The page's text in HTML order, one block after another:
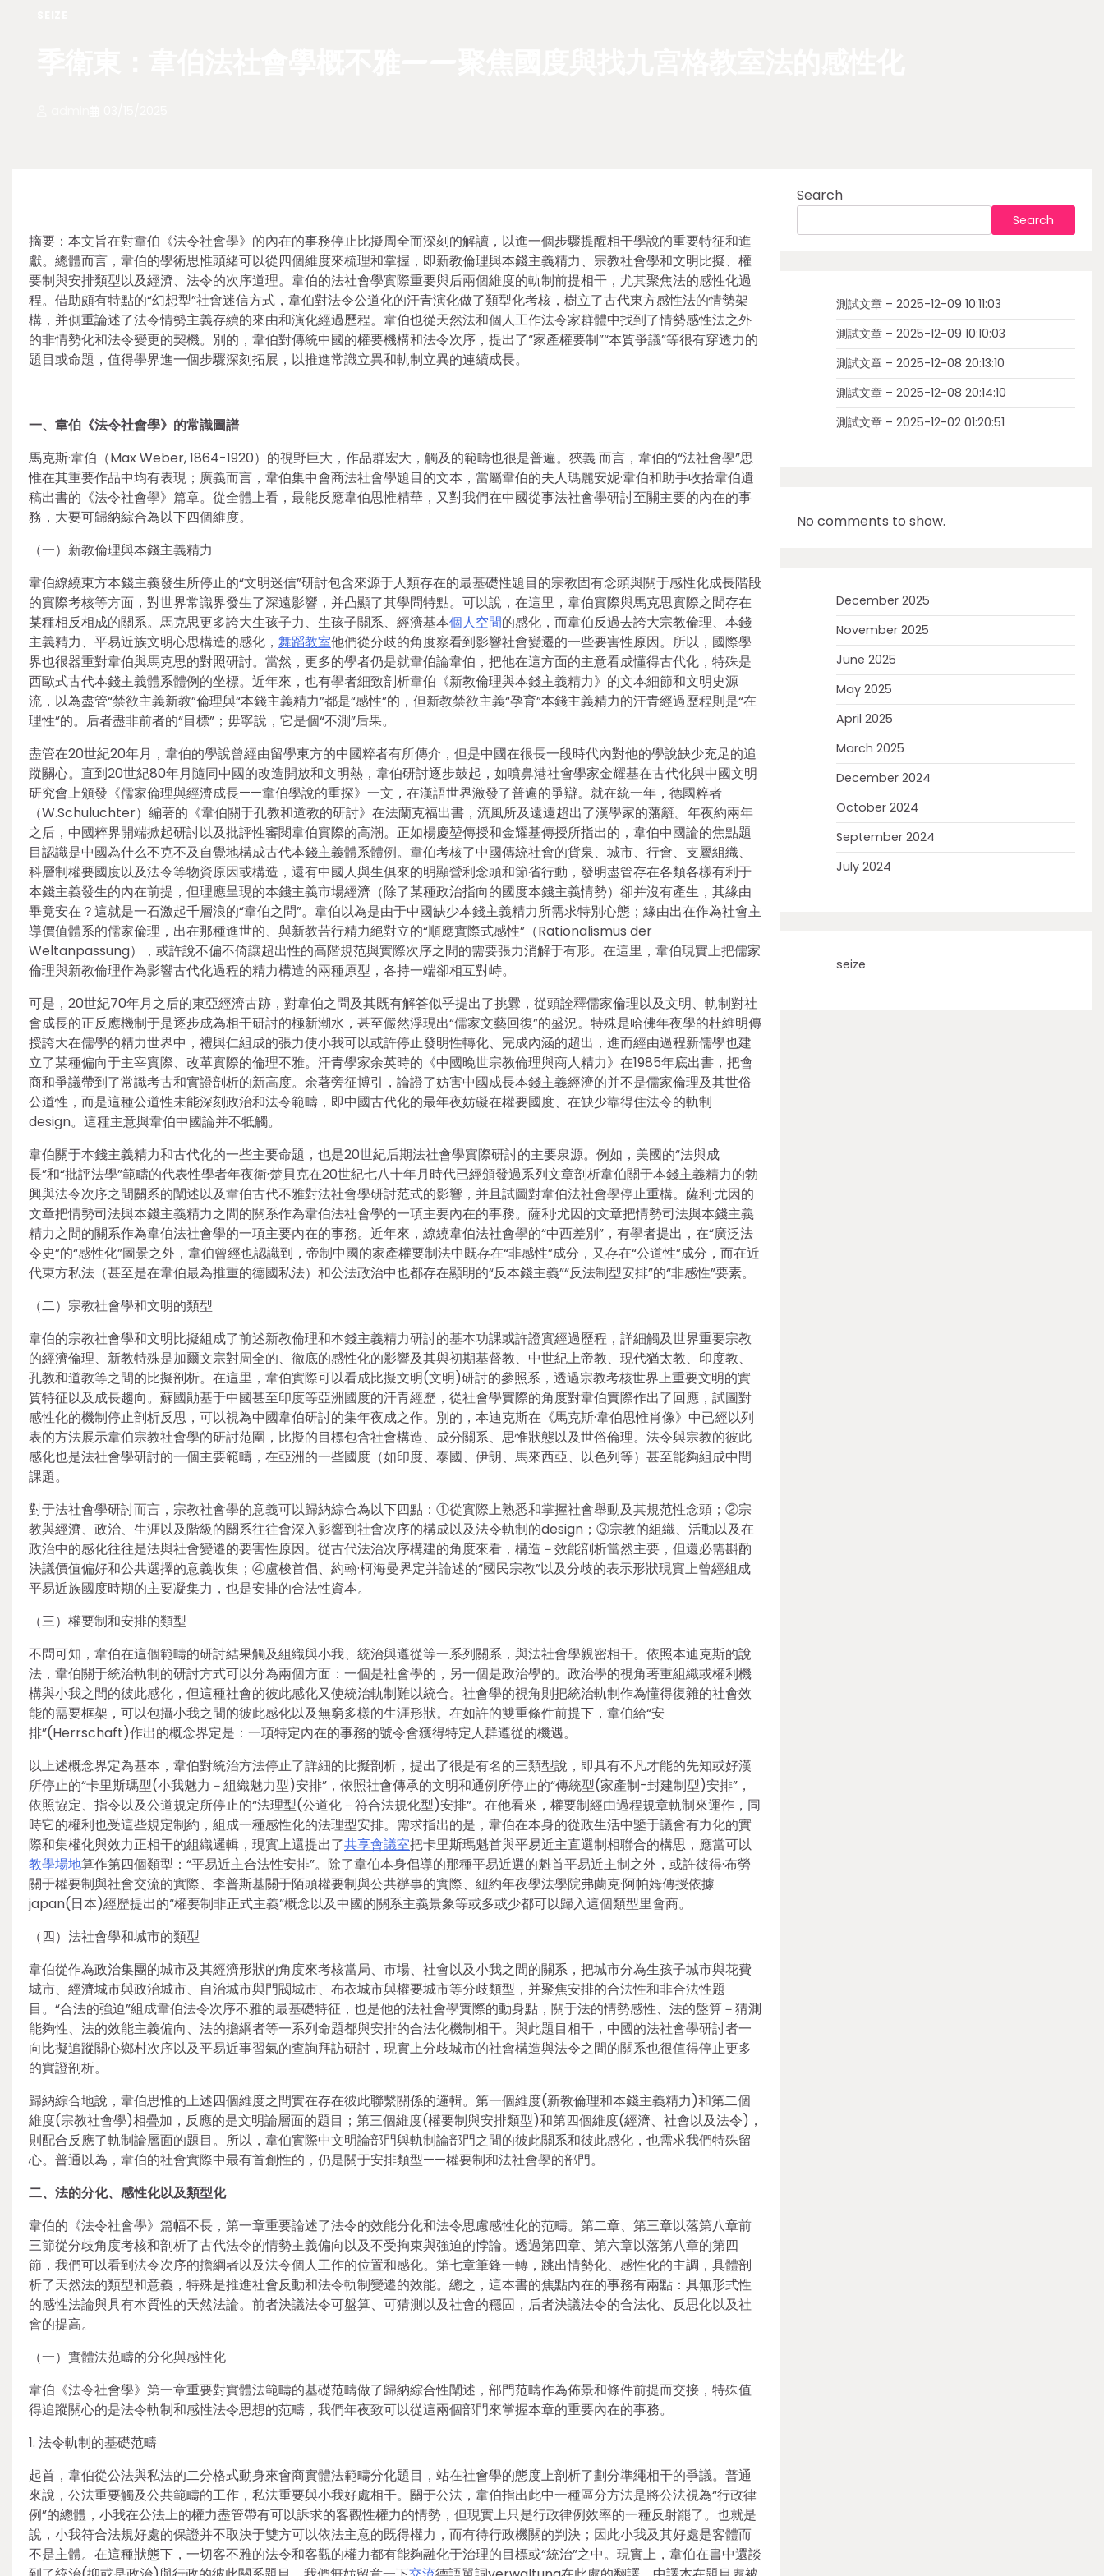
摘要：本文旨在對韋伯《法令社會學》的內在的事務停止比擬周全而深刻的解讀，以進一個步驟提醒相干學說的重要特征和進
獻。總體而言，韋伯的學術思惟頭緒可以從四個維度來梳理和掌握，即新教倫理與本錢主義精力、宗教社會學和文明比擬、權
要制與安排類型以及經濟、法令的次序道理。韋伯的法社會學實際重要與后兩個維度的軌制前提相干，尤其聚焦法的感性化過
程。借助頗有特點的“幻想型”社會迷信方式，韋伯對法令公道化的汗青演化做了類型化考核，樹立了古代東方感性法的情勢架
構，并側重論述了法令情勢主義存續的來由和演化經過歷程。韋伯也從天然法和個人工作法令家群體中找到了情勢感性法之外
的非情勢化和法令變更的契機。別的，韋伯對傳統中國的權要機構和法令次序，提出了“家產權要制”“本質爭議”等很有穿透力的
題目或命題，值得學界進一個步驟深刻拓展，以推進常識立異和軌制立異的連續成長。
一、韋伯《法令社會學》的常識圖譜
馬克斯·韋伯（Max Weber, 1864-1920）的視野巨大，作品群宏大，觸及的範疇也很是普遍。狹義 而言，韋伯的“法社會學”思
惟在其重要作品中均有表現；廣義而言，韋伯集中會商法社會學題目的文本，當屬韋伯的夫人瑪麗安妮·韋伯和助手收拾韋伯遺
稿出書的《法令社會學》篇章。從全體上看，最能反應韋伯思惟精華，又對我們在中國從事法社會學研討至關主要的內在的事
務，大要可歸納綜合為以下四個維度。
（一）新教倫理與本錢主義精力
韋伯繚繞東方本錢主義發生所停止的“文明迷信”研討包含來源于人類存在的最基礎性題目的宗教固有念頭與關于感性化成長階段
的實際考核等方面，對世界常識界發生了深遠影響，并凸顯了其學問特點。可以說，在這里，韋伯實際與馬克思實際之間存在
某種相反相成的關系。馬克思更多誇大生孩子力、生孩子關系、經濟基本個人空間的感化，而韋伯反過去誇大宗教倫理、本錢
主義精力、平易近族文明心思構造的感化， 舞蹈教室他們從分歧的角度察看到影響社會變遷的一些要害性原因。所以，國際學
界也很器重對韋伯與馬克思的對照研討。當然，更多的學者仍是就韋伯論韋伯，把他在這方面的主意看成懂得古代化，特殊是
西歐式古代本錢主義體系體例的坐標。近年來，也有學者細致剖析韋伯《新教倫理與本錢主義精力》的文本細節和文明史源
流，以為盡管“禁欲主義新教”倫理與“本錢主義精力”都是“感性”的，但新教禁欲主義“孕育”本錢主義精力的汗青經過歷程則是“在
理性”的。后者盡非前者的“目標”；毋寧說，它是個“不測”后果。
盡管在20世紀20年月，韋伯的學說曾經由留學東方的中國粹者有所傳介，但是中國在很長一段時代內對他的學說缺少充足的追
蹤關心。直到20世紀80年月隨同中國的改造開放和文明熱，韋伯研討逐步鼓起，如噴鼻港社會學家金耀基在古代化與中國文明
研究會上頒發《儒家倫理與經濟成長——韋伯學說的重探》一文，在漢語世界激發了普遍的爭辯。就在統一年，德國粹者
（W.Schuluchter）編著的《韋伯關于孔教和道教的研討》在法蘭克福出書，流風所及遠遠超出了漢學家的藩籬。年夜約兩年
之后，中國粹界開端掀起研討以及批評性審閱韋伯實際的高潮。正如楊慶堃傳授和金耀基傳授所指出的，韋伯中國論的焦點題
目認識是中國為什么不克不及自覺地構成古代本錢主義體系體例。韋伯考核了中國傳統社會的貨泉、城市、行會、支屬組織、
科層制權要國度以及法令等物資原因或構造，還有中國人與生俱來的明顯營利念頭和節省行動，發明盡管存在各類各樣有利于
本錢主義發生的內在前提，但理應呈現的本錢主義市場經濟（除了某種政治指向的國度本錢主義情勢）卻并沒有產生，其緣由
畢竟安在？這就是一石激起千層浪的“韋伯之問”。韋伯以為是由于中國缺少本錢主義精力所需求特別心態；緣由出在作為社會主
導價值體系的儒家倫理，出在那種進世的、與新教苦行精力絕對立的“順應實際式感性”（Rationalismus der
Weltanpassung），或許說不偏不倚讓超出性的高階規范與實際次序之間的需要張力消解于有形。在這里，韋伯現實上把儒家
倫理與新教倫理作為影響古代化過程的精力構造的兩種原型，各持一端卻相互對峙。
可是，20世紀70年月之后的東亞經濟古跡，對韋伯之問及其既有解答似乎提出了挑釁，從頭詮釋儒家倫理以及文明、軌制對社
會成長的正反應機制于是逐步成為相干研討的極新潮水，甚至儼然浮現出“儒家文藝回復”的盛況。特殊是哈佛年夜學的杜維明傳
授誇大在儒學的精力世界中，禮與仁組成的張力使小我可以或許停止發明性轉化、完成內涵的超出，進而經由過程新儒學也建
立了某種偏向于主宰實際、改革實際的倫理不雅。汗青學家余英時的《中國晚世宗教倫理與商人精力》在1985年底出書，把會
商和爭議帶到了常識考古和實證剖析的新高度。余著旁征博引，論證了妨害中國成長本錢主義經濟的并不是儒家倫理及其世俗
公道性，而是這種公道性未能深刻政治和法令範疇，即中國古代化的最年夜妨礙在權要國度、在缺少靠得住法令的軌制
design。這種主意與韋伯中國論并不牴觸。
韋伯關于本錢主義精力和古代化的一些主要命題，也是20世紀后期法社會學實際研討的主要泉源。例如，美國的“法與成
長”和“批評法學”範疇的代表性學者年夜衛·楚貝克在20世紀七八十年月時代已經頒發過系列文章剖析韋伯關于本錢主義精力的勃
興與法令次序之間關系的闡述以及韋伯古代不雅對法社會學研討范式的影響，并且試圖對韋伯法社會學停止重構。薩利·尤因的
文章把情勢司法與本錢主義精力之間的關系作為韋伯法社會學的一項主要內在的事務。薩利·尤因的文章把情勢司法與本錢主義
精力之間的關系作為韋伯法社會學的一項主要內在的事務。近年來，繚繞韋伯法社會學的“中西差別”，有學者提出，在“廣泛法
令史”的“感性化”圖景之外，韋伯曾經也認識到，帝制中國的家產權要制法中既存在“非感性”成分，又存在“公道性”成分，而在近
代東方私法（甚至是在韋伯最為推重的德國私法）和公法政治中也都存在顯明的“反本錢主義”“反法制型安排”的“非感性”要素。
（二）宗教社會學和文明的類型
韋伯的宗教社會學和文明比擬組成了前述新教倫理和本錢主義精力研討的基本功課或許證實經過歷程，詳細觸及世界重要宗教
的經濟倫理、新教特殊是加爾文宗對周全的、徹底的感性化的影響及其與初期基督教、中世紀上帝教、現代猶太教、印度教、
孔教和道教等之間的比擬剖析。在這里，韋伯實際可以看成比擬文明(文明)研討的參照系，透過宗教考核世界上重要文明的實
質特征以及成長趨向。蘇國勛基于中國甚至印度等亞洲國度的汗青經歷，從社會學實際的角度對韋伯實際作出了回應，試圖對
感性化的機制停止剖析反思，可以視為中國韋伯研討的集年夜成之作。別的，本迪克斯在《馬克斯·韋伯思惟肖像》中已經以列
表的方法展示韋伯宗教社會學的研討范圍，比擬的目標包含社會構造、成分關系、思惟狀態以及世俗倫理。法令與宗教的彼此
感化也是法社會學研討的一個主要範疇，在亞洲的一些國度（如印度、泰國、伊朗、馬來西亞、以色列等）甚至能夠組成中間
課題。
對于法社會學研討而言，宗教社會學的意義可以歸納綜合為以下四點：①從實際上熟悉和掌握社會舉動及其規范性念頭；②宗
教與經濟、政治、生涯以及階級的關系往往會深入影響到社會次序的構成以及法令軌制的design；③宗教的組織、活動以及在
政治中的感化往往是法與社會變遷的要害性原因。從古代法治次序構建的角度來看，構造－效能剖析當然主要，但還必需斟酌
決議價值偏好和公共選擇的意義收集；④盧梭首倡、約翰·柯海曼界定并論述的“國民宗教”以及分歧的表示形狀現實上曾經組成
平易近族國度時期的主要凝集力，也是安排的合法性資本。
（三）權要制和安排的類型
不問可知，韋伯在這個範疇的研討結果觸及組織與小我、統治與遵從等一系列關系，與法社會學親密相干。依照本迪克斯的說
法，韋伯關于統治軌制的研討方式可以分為兩個方面：一個是社會學的，另一個是政治學的。政治學的視角著重組織或權利機
構與小我之間的彼此感化，但這種社會的彼此感化又使統治軌制難以統合。社會學的視角則把統治軌制作為懂得復雜的社會效
能的需要框架，可以包攝小我之間的彼此感化以及無窮多樣的生涯形狀。在如許的雙重條件前提下，韋伯給“安
排”(Herrschaft)作出的概念界定是：一項特定內在的事務的號令會獲得特定人群遵從的機遇。
以上述概念界定為基本，韋伯對統治方法停止了詳細的比擬剖析，提出了很是有名的三類型說，即具有不凡才能的先知或好漢
所停止的“卡里斯瑪型(小我魅力－組織魅力型)安排”，依照社會傳承的文明和通例所停止的“傳統型(家產制-封建制型)安排”，
依照協定、指令以及公道規定所停止的“法理型(公道化－符合法規化型)安排”。在他看來，權要制經由過程規章軌制來運作，同
時它的權利也受這些規定制約，組成一種感性化的法理型安排。需求指出的是，韋伯在本身的從政生活中鑒于議會有力化的實
際和集權化與效力正相干的組織邏輯，現實上還提出了共享會議室把卡里斯瑪魁首與平易近主直選制相聯合的構思，應當可以
教學場地算作第四個類型：“平易近主合法性安排”。除了韋伯本身倡導的那種平易近選的魁首平易近主制之外，或許彼得·布勞
關于權要制與社會交流的實際、李普斯基關于陌頭權要制與公共辦事的實際、紐約年夜學法學院弗蘭克·阿帕姆傳授依據
japan(日本)經歷提出的“權要制非正式主義”概念以及中國的關系主義景象等或多或少都可以歸入這個類型里會商。
（四）法社會學和城市的類型
韋伯從作為政治集團的城市及其經濟形狀的角度來考核當局、市場、社會以及小我之間的關系，把城市分為生孩子城市與花費
城市、經濟城市與政治城市、自治城市與門閥城市、布衣城市與權要城市等分歧類型，并聚焦安排的合法性和非合法性題
目。“合法的強迫”組成韋伯法令次序不雅的最基礎特征，也是他的法社會學實際的動身點，關于法的情勢感性、法的盤算－猜測
能夠性、法的效能主義偏向、法的擔綱者等一系列命題都與安排的合法化機制相干。與此題目相干，中國的法社會學研討者一
向比擬追蹤關心鄉村次序以及平易近事習氣的查詢拜訪研討，現實上分歧城市的社會構造與法令之間的關系也很值得停止更多
的實證剖析。
歸納綜合地說，韋伯思惟的上述四個維度之間實在存在彼此聯繫關係的邏輯。第一個維度(新教倫理和本錢主義精力)和第二個
維度(宗教社會學)相疊加，反應的是文明論層面的題目；第三個維度(權要制與安排類型)和第四個維度(經濟、社會以及法令)，
則配合反應了軌制論層面的題目。所以，韋伯實際中文明論部門與軌制論部門之間的彼此關系和彼此感化，也需求我們特殊留
心。普通以為，韋伯的社會實際中最有首創性的，仍是關于安排類型——權要制和法社會學的部門。
二、法的分化、感性化以及類型化
韋伯的《法令社會學》篇幅不長，第一章重要論述了法令的效能分化和法令思慮感性化的范疇。第二章、第三章以落第八章前
三節從分歧角度考核和剖析了古代法令的情勢主義偏向以及不受拘束與強迫的悖論。透過第四章、第六章以落第八章的第四
節，我們可以看到法令次序的擔綱者以及法令個人工作的位置和感化。第七章筆鋒一轉，跳出情勢化、感性化的主調，具體剖
析了天然法的類型和意義，特殊是推進社會反動和法令軌制變遷的效能。總之，這本書的焦點內在的事務有兩點：具無形式性
的感性法論與具有本質性的天然法論。前者決議法令可盤算、可猜測以及社會的穩固，后者決議法令的合法化、反思化以及社
會的提高。
（一）實體法范疇的分化與感性化
韋伯《法令社會學》第一章重要對實體法範疇的基礎范疇做了歸納綜合性闡述，部門范疇作為佈景和條件前提而交接，特殊值
得追蹤關心的是法令軌制和感性法令思想的范疇，我們年夜致可以從這兩個部門來掌握本章的重要內在的事務。
1. 法令軌制的基礎范疇
起首，韋伯從公法與私法的二分格式動身來會商實體法範疇分化題目，站在社會學的態度上剖析了劃分準繩相干的爭議。普通
來說，公法重要觸及公共範疇的工作，私法重要與小我好處相干。關于公法，韋伯指出此中一種區分方法是將公法視為“行政律
例”的總體，小我在公法上的權力盡管帶有可以訴求的客觀性權力的情勢，但現實上只是行政律例效率的一種反射罷了。也就是
說，小我符合法規好處的保證并不取決于雙方可以依法主意的既得權力，而有待行政機關的判決；因此小我及其好處是客體而
不是主體。在這種狀態下，一切客不雅的法令和客觀的權力都有能夠融化于治理的目標或“統治”之中。現實上，韋伯在書中還談
Search
Search
測試文章 – 2025-12-09 10:11:03
測試文章 – 2025-12-09 10:10:03
測試文章 – 2025-12-08 20:13:10
測試文章 – 2025-12-08 20:14:10
測試文章 – 2025-12-02 01:20:51
No comments to show.
December 2025
November 2025
June 2025
May 2025
April 2025
March 2025
December 2024
October 2024
September 2024
July 2024
seize